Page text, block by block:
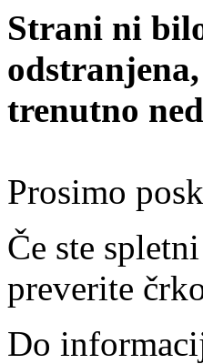
Strani ni
trenutno
Prosimo
Če ste
preverite
Do